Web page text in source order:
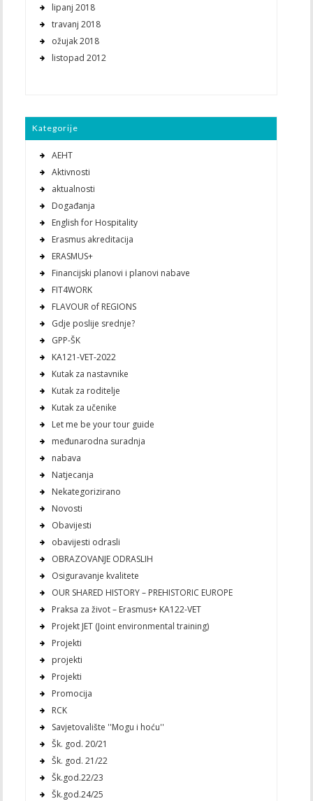
lipanj 2018
travanj 2018
ožujak 2018
listopad 2012
Kategorije
AEHT
Aktivnosti
aktualnosti
Događanja
English for Hospitality
Erasmus akreditacija
ERASMUS+
Financijski planovi i planovi nabave
FIT4WORK
FLAVOUR of REGIONS
Gdje poslije srednje?
GPP-ŠK
KA121-VET-2022
Kutak za nastavnike
Kutak za roditelje
Kutak za učenike
Let me be your tour guide
međunarodna suradnja
nabava
Natjecanja
Nekategorizirano
Novosti
Obavijesti
obavijesti odrasli
OBRAZOVANJE ODRASLIH
Osiguravanje kvalitete
OUR SHARED HISTORY – PREHISTORIC EUROPE
Praksa za život – Erasmus+ KA122-VET
Projekt JET (Joint environmental training)
Projekti
projekti
Projekti
Promocija
RCK
Savjetovalište ''Mogu i hoću''
Šk. god. 20/21
Šk. god. 21/22
Šk.god.22/23
Šk.god.24/25